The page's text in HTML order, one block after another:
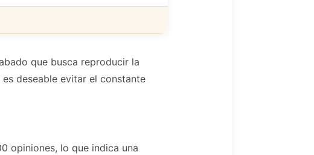
que busca reproducir la
deseable evitar el constante
opiniones, lo que indica una